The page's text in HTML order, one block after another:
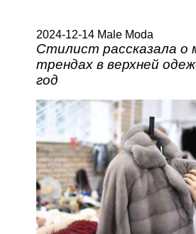
2024-12-14 Male Moda
Стилист рассказала о
трендах в верхней
год